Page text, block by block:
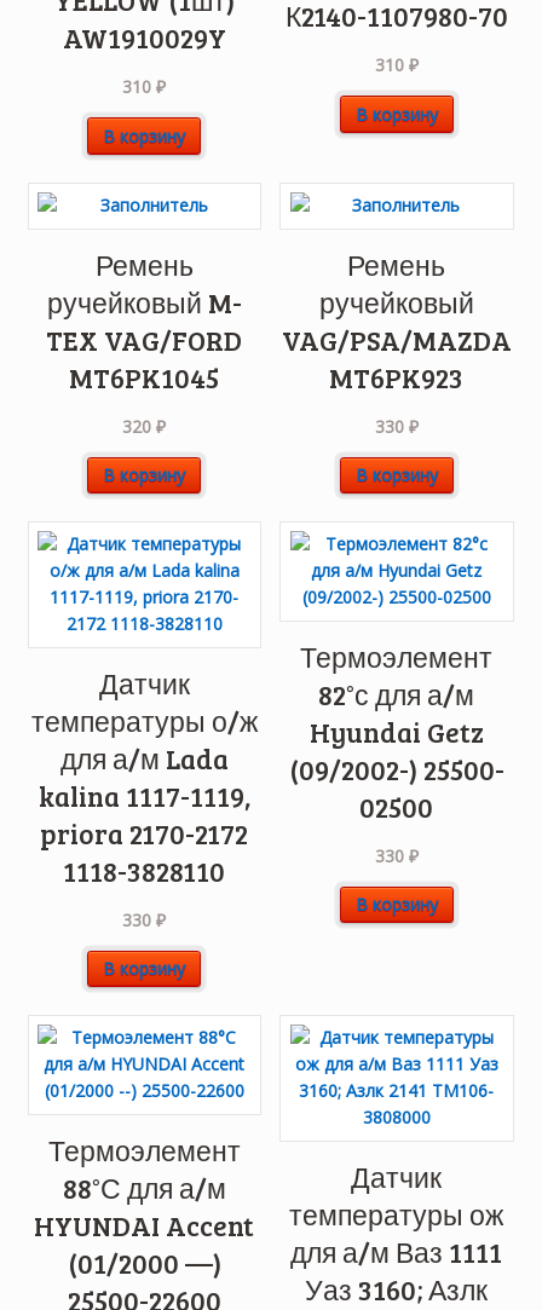
AW1910029Y
310₽
В корзину
К2140-1107980-70
310 ₽
В корзину
Ремень
ручейковый M-
TEX VAG/FORD
MT6PK1045
320₽
В корзину
Ремень
ручейковый
VAG/PSA/MAZDA
MT6PK923
330 ₽
В корзину
Датчик
температуры о/ж
для а/м Lada
kalina 1117-1119,
priora 2170-2172
1118-3828110
330₽
В корзину
Термоэлемент
82°с для а/м
Hyundai Getz
(09/2002-) 25500-
02500
330 ₽
В корзину
Термоэлемент
88°С для а/м
HYUNDAI Accent
(01/2000 —)
25500-22600
Датчик
температуры ож
для а/м Ваз 1111
Уаз 3160; Азлк